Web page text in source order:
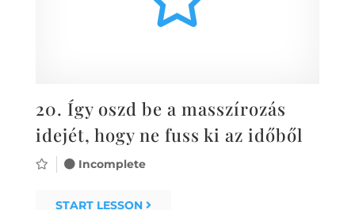
20. Így oszd be a masszírozás
idejét, hogy ne fuss ki az időből
Incomplete
START LESSON